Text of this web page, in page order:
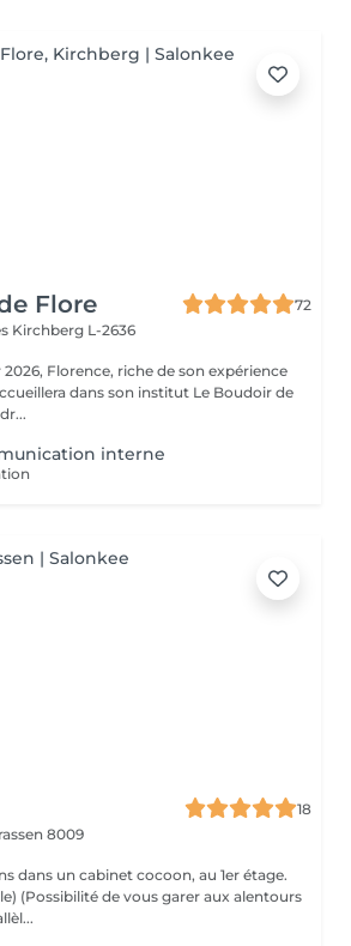
Flore
72
Kirchberg L-2636
expérience
dans son institut Le Boudoir de
interne
18
8009
dans un cabinet cocoon, au 1er étage.